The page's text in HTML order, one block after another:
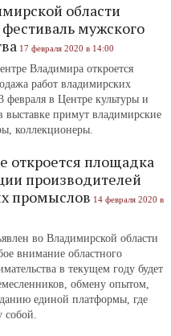
области
фестиваль мужского
17 февраля 2020 в 14:00
Владимира откроется
работ владимирских
в Центре культуры и
выставке примут владимирские
коллекционеры.
откроется площадка
производителей
промыслов 14 февраля 2020 в
во Владимирской области
внимание областного
в текущем году будет
обмену опытом,
единой платформы, где
собой.